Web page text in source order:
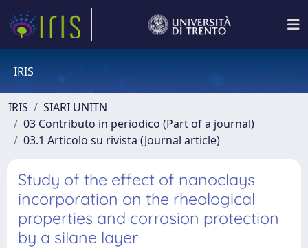
IRIS
IRIS
SIARI UNITN
03 Contributo in periodico (Part of a journal)
03.1 Articolo su rivista (Journal article)
Study of the effect of nanoclays
incorporation on the rheological
properties and corrosion protection
by a silane layer